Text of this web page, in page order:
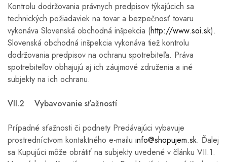
Kontrolu dodržovania právnych predpisov týkajúcich sa
technických požiadaviek na tovar a bezpečnosť tovaru
vykonáva Slovenská obchodná inšpekcia (http://www.soi.sk).
Slovenská obchodná inšpekcia vykonáva tiež kontrolu
dodržovania predpisov na ochranu spotrebiteľa. Práva
spotrebiteľov obhajujú aj ich záujmové združenia a iné
subjekty na ich ochranu.
VII.2 Vybavovanie sťažností
Prípadné sťažnosti či podnety Predávajúci vybavuje
prostredníctvom kontaktného e-mailu info@shopujem.sk. Ďalej
sa Kupujúci môže obrátiť na subjekty uvedené v článku VII.1.